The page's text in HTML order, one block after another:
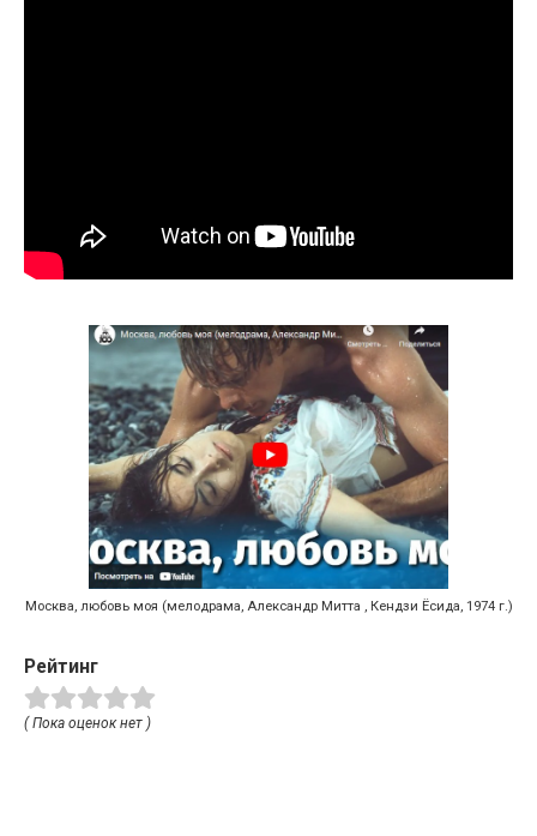
Москва, любовь моя (мелодрама, Александр Митта , Кендзи Ёсида, 1974 г.)
Рейтинг
( Пока оценок нет )